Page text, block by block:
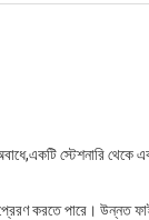
স্টেশনারি থেকে
করতে পারে। উন্নত